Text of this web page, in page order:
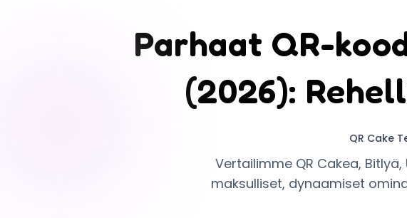
Parhaat QR-
(2026):
QR Cake
Vertailimme QR Cakea,
maksulliset, dynaamiset